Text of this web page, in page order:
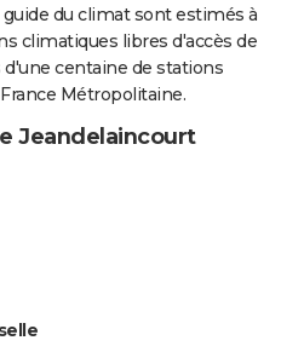
du climat sont estimés à
climatiques libres d'accès de
centaine de stations
Métropolitaine.
Jeandelaincourt